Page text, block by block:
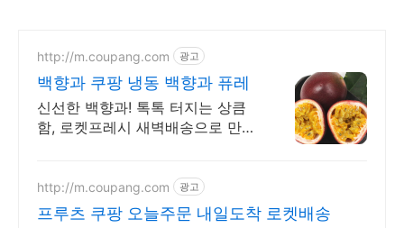
http://m.coupang.com 광고
백향과 쿠팡 냉동 백향과 퓨레
신선한 백향과! 톡톡 터지는 상큼
함, 로켓프레시 새벽배송으로 만나
겨보세요.
http://m.coupang.com 광고
프루츠 쿠팡 오늘주문 내일도착 로켓배송